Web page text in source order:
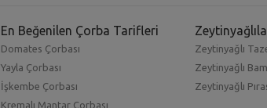
En Beğenilen Çorba Tarifleri
Domates Çorbası
Yayla Çorbası
İşkembe Çorbası
Kremalı Mantar Çorbası
Zeytinyağlı
Zeytinyağlı
Zeytinyağlı